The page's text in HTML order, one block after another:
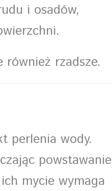
i osadów,
rzadsze.
perlenia wody.
powstawanie
mycie wymaga